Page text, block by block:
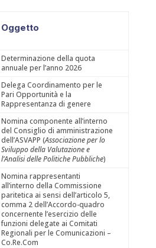
Oggetto
Determinazione della quota
annuale per l’anno 2026
Delega Coordinamento per le
Pari Opportunità e la
Rappresentanza di genere
Nomina componente all’interno
del Consiglio di amministrazione
dell’ASVAPP (Associazione per lo
Sviluppo della Valutazione e
l’Analisi delle Politiche Pubbliche)
Nomina rappresentanti
all’interno della Commissione
paritetica ai sensi dell’articolo 5,
comma 2 dell’Accordo-quadro
concernente l’esercizio delle
funzioni delegate ai Comitati
Regionali per le Comunicazioni –
Co.Re.Com